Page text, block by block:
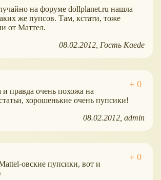
на форуме dollplanet.ru нашла
же пупсов. Там, кстати, тоже
от Маттел.
08.02.2012 Гость Kaede
и правда очень похожа на
хорошенькие очень пупсики!
08.02.2012 admin
овские пупсики, вот и